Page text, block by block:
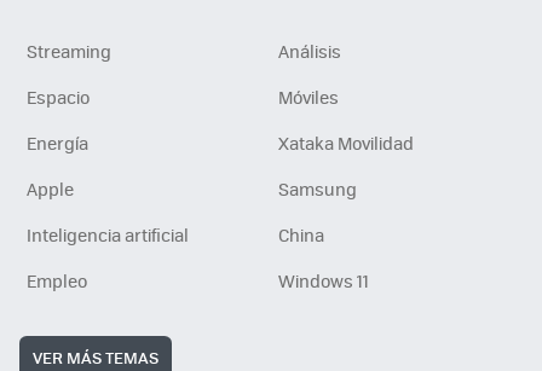
Streaming
Análisis
Espacio
Móviles
Energía
Xataka Movilidad
Apple
Samsung
Inteligencia artificial
China
Empleo
Windows 11
VER MÁS TEMAS